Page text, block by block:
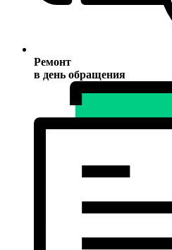
Ремонт
в день обращения